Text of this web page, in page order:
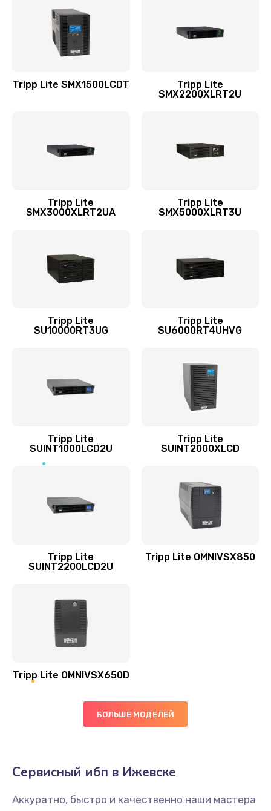
Tripp Lite SMX1500LCDT
Tripp Lite
SMX2200XLRT2U
Tripp Lite
SMX3000XLRT2UA
Tripp Lite
SMX5000XLRT3U
Tripp Lite
SU10000RT3UG
Tripp Lite
SU6000RT4UHVG
Tripp Lite
SUINT1000LCD2U
Tripp Lite
SUINT2000XLCD
Tripp Lite
SUINT2200LCD2U
Tripp Lite OMNIVSX850
Tripp Lite OMNIVSX650D
БОЛЬШЕ МОДЕЛЕЙ
Сервисный ибп в Ижевске
Аккуратно, быстро и качественно наши мастера